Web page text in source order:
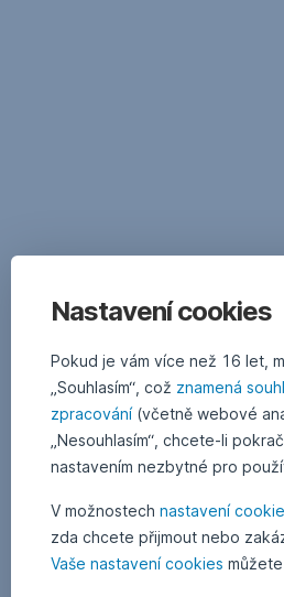
Nastavení cookies
Pokud je vám více než 16 let,
„Souhlasím“, což znamená
zpracování(včetně webové
„Nesouhlasím“, chcete-li
nastavením nezbytné pro
V možnostech nastavení
zda chcete přijmout nebo
Vaše nastavení cookies